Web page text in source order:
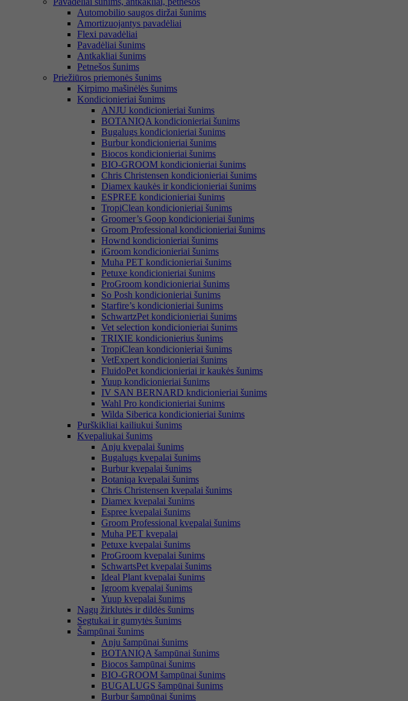
Automobilio saugos diržai šunims
Amortizuojantys pavadėliai
Flexi pavadėliai
Pavadėliai šunims
Antkakliai šunims
Petnešos šunims
Priežiūros priemonės šunims
Kirpimo mašinėlės šunims
Kondicionieriai šunims
ANJU kondicionieriai šunims
BOTANIQA kondicionieriai šunims
Bugalugs kondicionieriai šunims
Burbur kondicionieriai šunims
Biocos kondicionieriai šunims
BIO-GROOM kondicionieriai šunims
Chris Christensen kondicionieriai šunims
Diamex kaukės ir kondicionieriai šunims
ESPREE kondicionieriai šunims
TropiClean kondicionieriai šunims
Groomer’s Goop kondicionieriai šunims
Groom Professional kondicionieriai šunims
Hownd kondicionieriai šunims
iGroom kondicionieriai šunims
Muha PET kondicionieriai šunims
Petuxe kondicionieriai šunims
ProGroom kondicionieriai šunims
So Posh kondicionieriai šunims
Starfire’s kondicionieriai šunims
SchwartzPet kondicionieriai šunims
Vet selection kondicionieriai šunims
TRIXIE kondicionierius šunims
TropiClean kondicionieriai šunims
VetExpert kondicionieriai šunims
FluidoPet kondicionieriai ir kaukės šunims
Yuup kondicionieriai šunims
IV SAN BERNARD kndicionieriai šunims
Wahl Pro kondicionieriai šunims
Wilda Siberica kondicionieriai šunims
Purškikliai kailiukui šunims
Kvepaliukai šunims
Anju kvepalai šunims
Bugalugs kvepalai šunims
Burbur kvepalai šunims
Botaniqa kvepalai šunims
Chris Christensen kvepalai šunims
Diamex kvepalai šunims
Espree kvepalai šunims
Groom Professional kvepalai šunims
Muha PET kvepalai
Petuxe kvepalai šunims
ProGroom kvepalai šunims
SchwartsPet kvepalai šunims
Ideal Plant kvepalai šunims
Igroom kvepalai šunims
Yuup kvepalai šunims
Nagų žirklutės ir dildės šunims
Segtukai ir gumytės šunims
Šampūnai šunims
Anju šampūnai šunims
BOTANIQA šampūnai šunims
Biocos šampūnai šunims
BIO-GROOM šampūnai šunims
BUGALUGS šampūnai šunims
Burbur šampūnai šunims